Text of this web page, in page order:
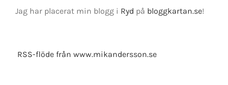
Jag har placerat min blogg i Ryd på bloggkartan.se!
RSS-flöde från www.mikandersson.se